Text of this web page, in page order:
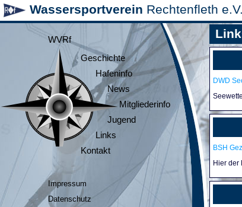
Wassersportverein Rechtenfleth e.V.
WVRf
Geschichte
Hafeninfo
News
Mitgliederinfo
Jugend
Links
Kontakt
Impressum
Datenschutz
DWD
BSH
Hier der